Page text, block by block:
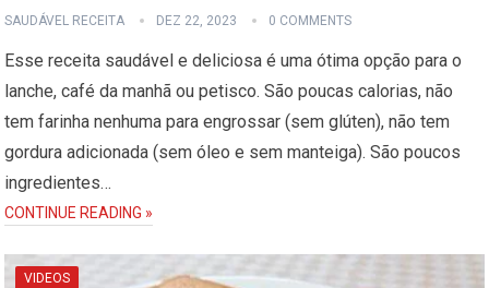
SAUDÁVEL RECEITA DEZ 22, 2023 0 COMMENTS
Esse receita saudável e deliciosa é uma ótima opção para o
lanche, café da manhã ou petisco. São poucas calorias, não
tem farinha nenhuma para engrossar (sem glúten), não tem
gordura adicionada (sem óleo e sem manteiga). São poucos
ingredientes…
CONTINUE READING »
VIDEOS